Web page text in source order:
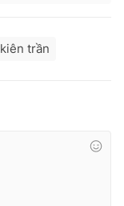
kiên trần